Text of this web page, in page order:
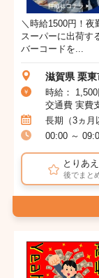
＼時給1500円！夜
スーパーに出荷す
バーコードを...
滋賀県 栗東
時給： 1,500
交通費 実費
長期（3ヵ
00:00 ～
とりあ
後でまと